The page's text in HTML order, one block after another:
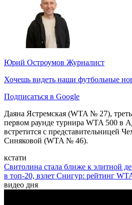
Юрий Остроумов Журналист
Хочешь видеть наши футбольные
Подписаться в Google
Даяна Ястремская (WTA № 27),
первом раунде турнира WTA 500 в
встретится с представительницей
Синяковой (WTA № 46).
кстати
Свитолина стала ближе к элитной
в топ-20, взлет Снигур: рейтинг
видео дня